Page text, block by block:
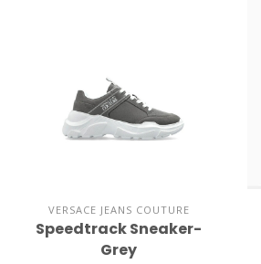
VERSACE JEANS COUTURE
Speedtrack Sneaker-
Grey